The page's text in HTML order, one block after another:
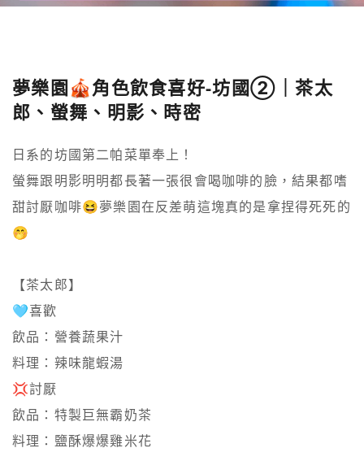
夢樂園🎪角色飲食喜好-坊國②｜茶太
郎、螢舞、明影、時密
日系的坊國第二帕菜單奉上！
螢舞跟明影明明都長著一張很會喝咖啡的臉，結果都嗜
甜討厭咖啡😆夢樂園在反差萌這塊真的是拿捏得死死的
🤭
【茶太郎】
🩵喜歡
飲品：營養蔬果汁
料理：辣味龍蝦湯
💢討厭
飲品：特製巨無霸奶茶
料理：鹽酥爆爆雞米花